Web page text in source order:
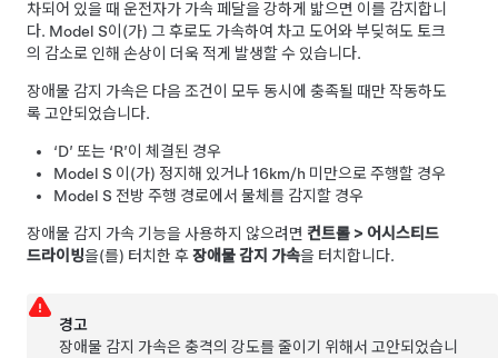
차되어 있을 때 운전자가 가속 페달을 강하게 밟으면 이를 감지합니
다. Model S이(가) 그 후로도 가속하여 차고 도어와 부딪혀도 토크
의 감소로 인해 손상이 더욱 적게 발생할 수 있습니다.
장애물 감지 가속은 다음 조건이 모두 동시에 충족될 때만 작동하도
록 고안되었습니다.
‘D’ 또는 ‘R’이 체결된 경우
Model S 이(가) 정지해 있거나16km/h 미만으로 주행할 경우
Model S 전방 주행 경로에서 물체를 감지할 경우
장애물 감지 가속 기능을 사용하지 않으려면 컨트롤 > 어시스티드
드라이빙을(를) 터치한 후장애물 감지 가속을 터치합니다.
경고
장애물 감지 가속은 충격의 강도를 줄이기 위해서 고안되었습니